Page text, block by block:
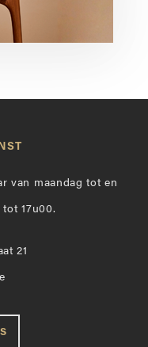
van maandag tot en
17u00.
21